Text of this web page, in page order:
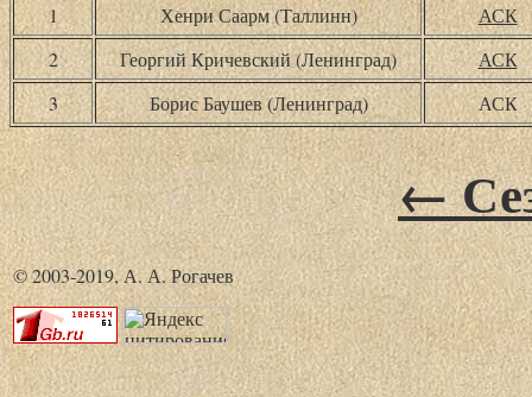
1 Хенри Саарм (Таллинн)
АСК
2
Георгий Кричевский (Ленинград)
АСК
3
Борис Баушев (Ленинград) АСК
←